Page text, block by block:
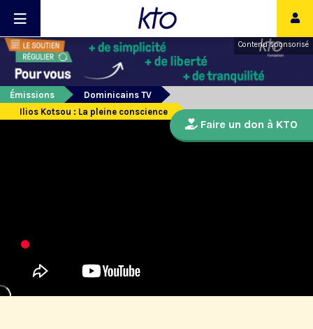
Contenu sponsorisé
Émissions
Dominicains TV
Ilios Kotsou : La pleine conscience
Faire un don à KTO